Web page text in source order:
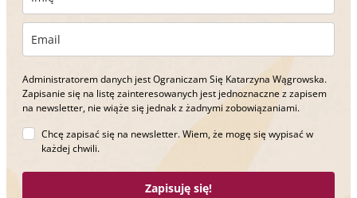
Administratorem danych jest Ograniczam Się Katarzyna Wągrowska.
Zapisanie się na listę zainteresowanych jest jednoznaczne z zapisem
na newsletter, nie wiąże się jednak z żadnymi zobowiązaniami.
Chcę zapisać się na newsletter. Wiem, że mogę się wypisać w
każdej chwili.
Zapisuję się!